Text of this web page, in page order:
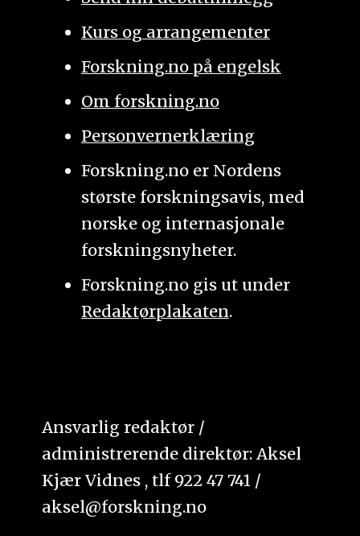
Kurs og arrangementer
Forskning.no på engelsk
Om forskning.no
Personvernerklæring
Forskning.no er Nordens
største forskningsavis, med
norske og internasjonale
forskningsnyheter.
Forskning.no gis ut under
Redaktørplakaten.
Ansvarlig redaktør /
administrerende direktør: Aksel
Kjær Vidnes , tlf 922 47 741 /
aksel@forskning.no